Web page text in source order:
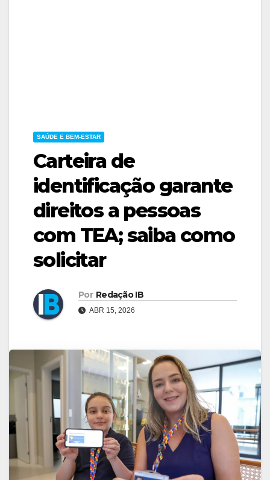
SAÚDE E BEM-ESTAR
Carteira de
identificação garante
direitos a pessoas
com TEA; saiba como
solicitar
Por Redação IB
ABR 15, 2026